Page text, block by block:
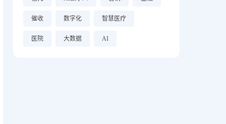
催收 数字化 智慧医疗
医院 大数据 AI